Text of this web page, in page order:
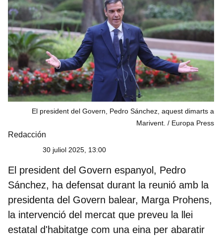
El president del Govern, Pedro Sánchez, aquest dimarts a
Marivent.
Europa Press
Redacción
30 juliol 2025, 13:00
El president del Govern espanyol, Pedro
Sánchez, ha defensat durant la reunió amb la
presidenta del Govern balear, Marga Prohens,
la intervenció del mercat que preveu la llei
estatal d'habitatge com una eina per abaratir